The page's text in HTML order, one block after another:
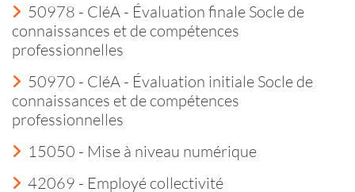
50978 - CléA - Évaluation finale Socle de
connaissances et de compétences
professionnelles
50970 - CléA - Évaluation initiale Socle de
connaissances et de compétences
professionnelles
15050 - Mise à niveau numérique
42069 - Employé collectivité